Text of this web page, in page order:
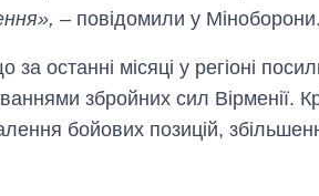
– повідомили у Міноборони.
останні місяці у регіоні
збройних сил Вірменії.
бойових позицій,